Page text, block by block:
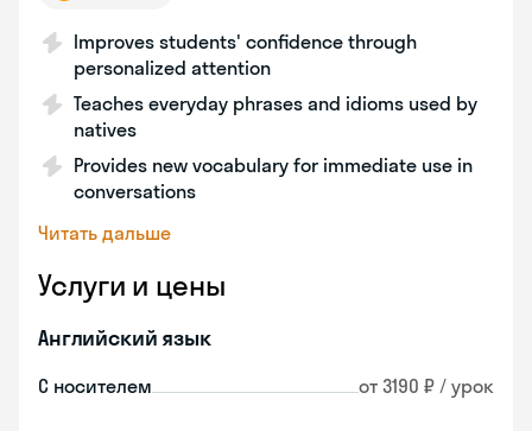
Improves students' confidence through
personalized attention
Teaches everyday phrases and idioms used by
natives
Provides new vocabulary for immediate use in
conversations
Читать дальше
Услуги и цены
Английский язык
С носителем от 3190 ₽ / урок